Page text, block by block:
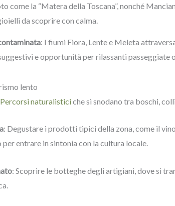
come la “Matera della Toscana”, nonché
da scoprire con calma.
: I fiumi Fiora, Lente e Meleta
e opportunità per rilassanti passeggiate
lento
Percorsi naturalisticiche si snodano tra boschi,
: Degustare i prodotti tipici della zona, come il
per entrare in sintonia con la cultura locale.
: Scoprire le botteghe degli artigiani, dove si